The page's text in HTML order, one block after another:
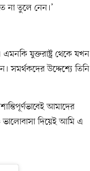
না তুলে নেন।’
যুক্তরাষ্ট্র থেকে যখন
সমর্থকদের উদ্দেশ্যে তিনি
আমাদের
ভালোবাসা দিয়েই আমি এ